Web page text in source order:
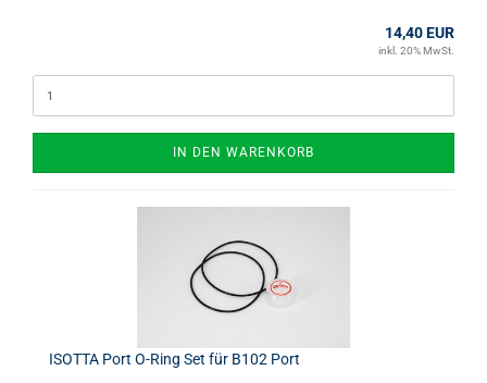
14,40 EUR
inkl. 20% MwSt.
IN DEN WARENKORB
ISOTTA Port O-Ring Set für B102 Port